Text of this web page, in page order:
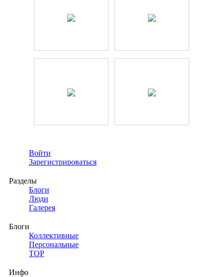
Войти
Зарегистрироваться
Разделы
Блоги
Люди
Галерея
Блоги
Коллективные
Персональные
TOP
Инфо